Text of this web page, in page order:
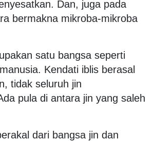
Dan, juga pada
bermakna mikroba-mikroba
satu bangsa seperti
Kendati iblis berasal
tidak seluruh jin
pula di antara jin yang saleh
dari bangsa jin dan